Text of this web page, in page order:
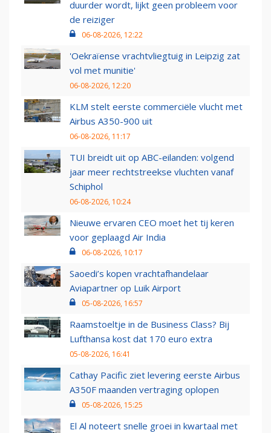
duurder wordt, lijkt geen probleem voor
de reiziger
06-08-2026, 12:22
'Oekraïense vrachtvliegtuig in Leipzig zat
vol met munitie'
06-08-2026, 12:20
KLM stelt eerste commerciële vlucht met
Airbus A350-900 uit
06-08-2026, 11:17
TUI breidt uit op ABC-eilanden: volgend
jaar meer rechtstreekse vluchten vanaf
Schiphol
06-08-2026, 10:24
Nieuwe ervaren CEO moet het tij keren
voor geplaagd Air India
06-08-2026, 10:17
Saoedi’s kopen vrachtafhandelaar
Aviapartner op Luik Airport
05-08-2026, 16:57
Raamstoeltje in de Business Class? Bij
Lufthansa kost dat 170 euro extra
05-08-2026, 16:41
Cathay Pacific ziet levering eerste Airbus
A350F maanden vertraging oplopen
05-08-2026, 15:25
El Al noteert snelle groei in kwartaal met